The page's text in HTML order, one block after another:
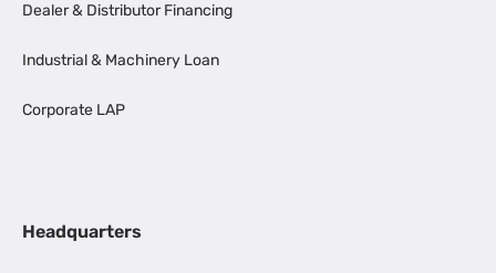
Dealer & Distributor Financing
Industrial & Machinery Loan
Corporate LAP
Headquarters